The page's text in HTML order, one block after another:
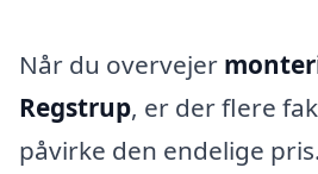
Når du overvejer
Regstrup, er der flere
påvirke den endelige